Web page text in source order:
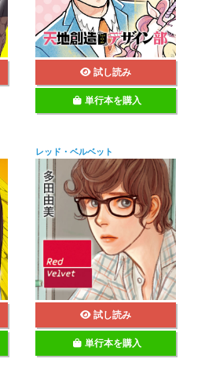
試し読み
単行本を購入
レッド・ベルベット
試し読み
単行本を購入